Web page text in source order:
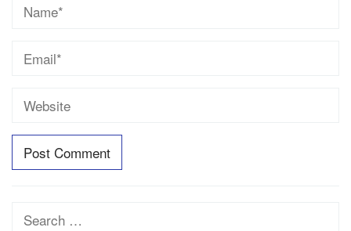
Search